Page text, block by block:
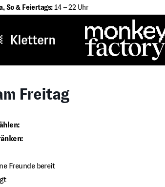
,So & Feiertags:14 – 22 Uhr
Klettern
Freitag
Freunde bereit